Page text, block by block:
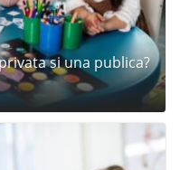
si una publica?